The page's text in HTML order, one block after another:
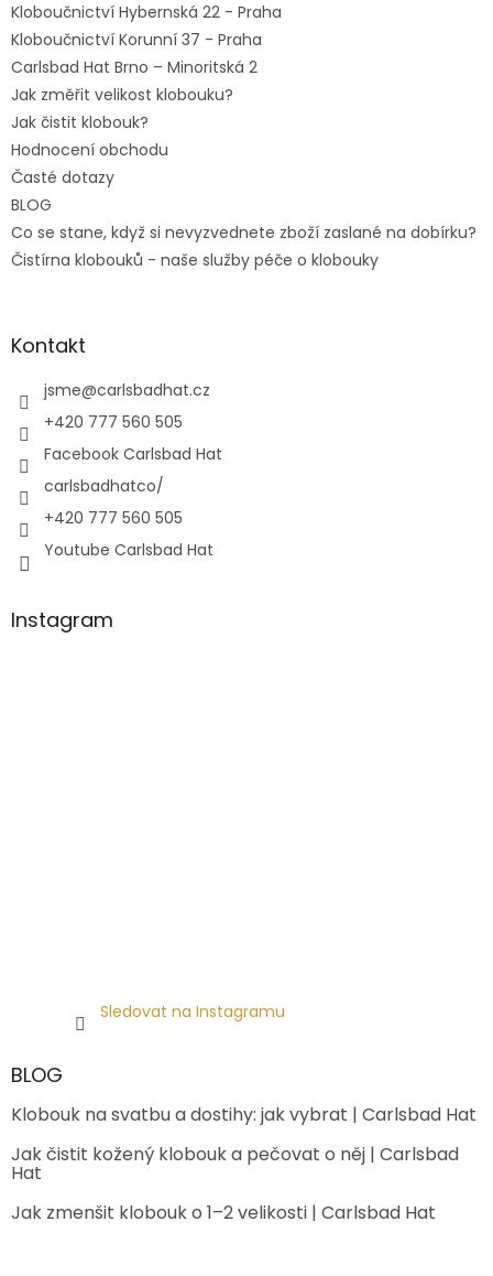
Kloboučnictví Hybernská 22 - Praha
Kloboučnictví Korunní 37 - Praha
Carlsbad Hat Brno – Minoritská 2
Jak změřit velikost klobouku?
Jak čistit klobouk?
Hodnocení obchodu
Časté dotazy
BLOG
Co se stane, když si nevyzvednete zboží zaslané na dobírku?
Čistírna klobouků - naše služby péče o klobouky
Kontakt
jsme@carlsbadhat.cz
+420 777 560 505
Facebook Carlsbad Hat
carlsbadhatco/
+420 777 560 505
Youtube Carlsbad Hat
Instagram
Sledovat na Instagramu
BLOG
Klobouk na svatbu a dostihy: jak vybrat | Carlsbad Hat
Jak čistit kožený klobouk a pečovat o něj | Carlsbad
Hat
Jak zmenšit klobouk o 1–2 velikosti | Carlsbad Hat